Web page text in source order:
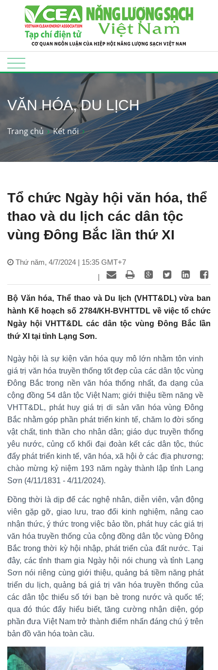
VĂN HÓA, DU LỊCH
Trang chủ Kết nối
Tổ chức Ngày hội văn hóa, thể
thao và du lịch các dân tộc
vùng Đông Bắc lần thứ XI
Thứ năm, 4/7/2024 | 15:35 GMT+7
|
Bộ Văn hóa, Thể thao và Du lịch (VHTT&DL) vừa ban
hành Kế hoạch số 2784/KH-BVHTTDL về việc tổ chức
Ngày hội VHTT&DL các dân tộc vùng Đông Bắc lần
thứ XI tại tỉnh Lạng Sơn.
Ngày hội là sự kiện văn hóa quy mô lớn nhằm tôn vinh
giá trị văn hóa truyền thống tốt đẹp của các dân tộc vùng
Đông Bắc trong nền văn hóa thống nhất, đa dạng của
cộng đồng 54 dân tộc Việt Nam; giới thiệu tiềm năng về
VHTT&DL, phát huy giá trị di sản văn hóa vùng Đông
Bắc nhằm góp phần phát triển kinh tế, chăm lo đời sống
vật chất, tinh thần cho nhân dân; giáo dục truyền thống
yêu nước, củng cố khối đại đoàn kết các dân tộc, thúc
đẩy phát triển kinh tế, văn hóa, xã hội ở các địa phương;
chào mừng kỷ niệm 193 năm ngày thành lập tỉnh Lạng
Sơn (4/11/1831 - 4/11/2024).
Đồng thời là dịp để các nghệ nhân, diễn viên, vận động
viên gặp gỡ, giao lưu, trao đổi kinh nghiệm, nâng cao
nhận thức, ý thức trong việc bảo tồn, phát huy các giá trị
văn hóa truyền thống của cộng đồng dân tộc vùng Đông
Bắc trong thời kỳ hội nhập, phát triển của đất nước. Tại
đây, các tỉnh tham gia Ngày hội nói chung và tỉnh Lạng
Sơn nói riêng cùng giới thiệu, quảng bá tiềm năng phát
triển du lịch, quảng bá giá trị văn hóa truyền thống của
các dân tộc thiểu số tới bạn bè trong nước và quốc tế;
qua đó thúc đẩy hiểu biết, tăng cường nhận diện, góp
phần đưa Việt Nam trở thành điểm nhấn đáng chú ý trên
bản đồ văn hóa toàn cầu.